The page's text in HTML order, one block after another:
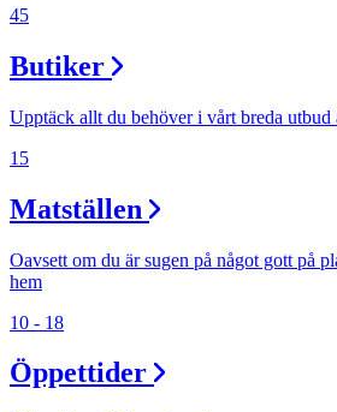
Lediga jobb
Magasin
Min Shopping-app
45
Butiker
Upptäck allt du behöver i vårt breda utbud
15
Matställen
Oavsett om du är sugen på något gott på
hem
10 - 18
Öppettider